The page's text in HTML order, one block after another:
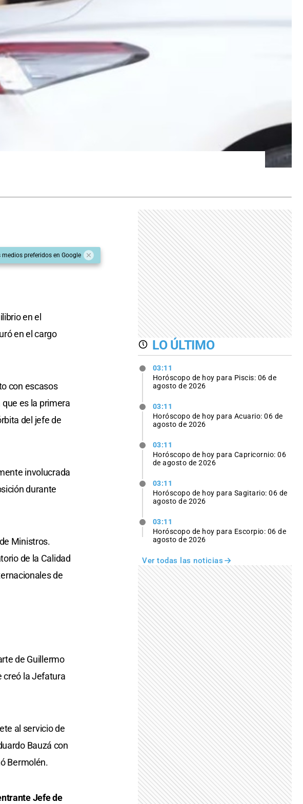
preferidos en Google
en el
en el cargo
con escasos
es la primera
del jefe de
involucrada
durante
Ministros.
de la Calidad
de
de Guillermo
creó la Jefatura
al servicio de
Bauzá con
Bermolén.
Jefe de
LO ÚLTIMO
03:11
Horóscopo de hoy para Piscis: 06 de
agosto de 2026
03:11
Horóscopo de hoy para Acuario: 06 de
agosto de 2026
03:11
Horóscopo de hoy para Capricornio: 06
de agosto de 2026
03:11
Horóscopo de hoy para Sagitario: 06 de
agosto de 2026
03:11
Horóscopo de hoy para Escorpio: 06 de
agosto de 2026
Ver todas las noticias